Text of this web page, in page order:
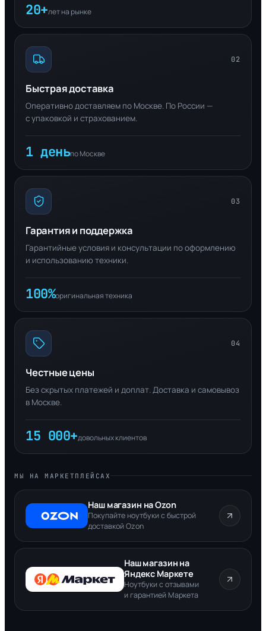
20+лет на рынке
02
Быстрая доставка
Оперативно доставляем по Москве. По России —
с упаковкой и страхованием.
1 деньпо Москве
03
Гарантия и поддержка
Гарантийные условия и консультации по оформлению
и использованию техники.
100%оригинальная техника
04
Честные цены
Без скрытых платежей и доплат. Доставка и самовывоз
в Москве.
15 000+довольных клиентов
МЫ НА МАРКЕТПЛЕЙСАХ
Наш магазин на Ozon
Покупайте ноутбуки с быстрой
доставкой Ozon
Наш магазин на
Яндекс Маркете
Ноутбуки с отзывами
и гарантией Маркета